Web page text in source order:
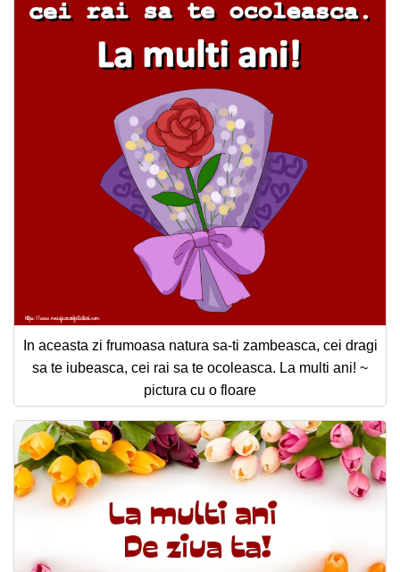
In aceasta zi frumoasa natura sa-ti zambeasca, cei dragi
sa te iubeasca, cei rai sa te ocoleasca. La multi ani! ~
pictura cu o floare